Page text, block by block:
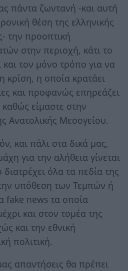
πάντα ζωντανή -και αυτή
θέση της ελληνικής
την προοπτική
στην περιοχή, κάτι το
τον μόνο τρόπο για να
κρίση, η οποία κρατάει
και προφανώς επηρεάζει
είμαστε στην
Ανατολικής Μεσογείου.
και πάλι στα δικά μας,
για την αλήθεια γίνεται
όλα τα πεδία της
υπόθεση των Τεμπών ή
news τα οποία
και στον τομέα της
και την εθνική
πολιτική.
απαντήσεις θα πρέπει